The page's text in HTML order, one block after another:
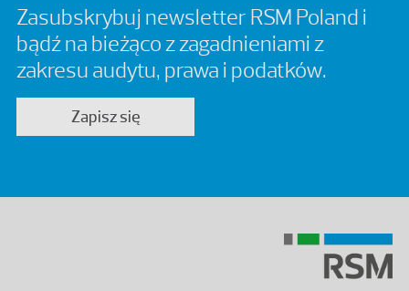
Zasubskrybuj newsletter RSM Poland i
bądź na bieżąco z zagadnieniami z
zakresu audytu, prawa i podatków.
Zapisz się